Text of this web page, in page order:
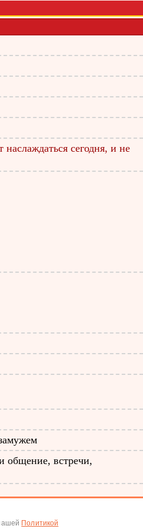
наслаждаться сегодня, и не
общение, встречи,
Политикой